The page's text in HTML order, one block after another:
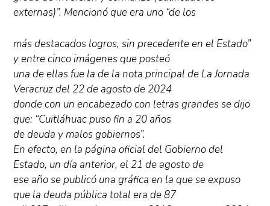
externas)”. Mencionó que era uno “de los
más destacados logros, sin precedente en el Estado”
y entre cinco imágenes que posteó
una de ellas fue la de la nota principal de La Jornada
Veracruz del 22 de agosto de 2024
donde con un encabezado con letras grandes se dijo
que: “Cuitláhuac puso fin a 20 años
de deuda y malos gobiernos”.
En efecto, en la página oficial del Gobierno del
Estado, un día anterior, el 21 de agosto de
ese año se publicó una gráfica en la que se expuso
que la deuda pública total era de 87